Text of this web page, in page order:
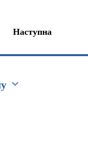
Наступна